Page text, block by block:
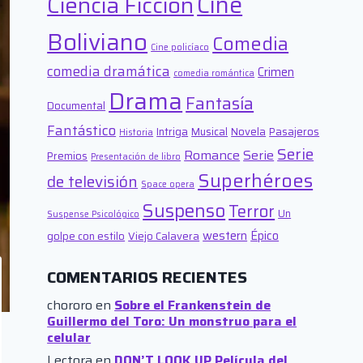
Boliviano Cine policíaco Comedia
comedia dramática comedia romántica Crimen
Documental DramaFantasía
Fantástico Historia Intriga Musical Novela Pasajeros
Premios Presentación de libro RomanceSerieSerie
de televisión Space opera Superhéroes
Suspense Psicológico SuspensoTerror Un
golpe con estilo Viejo Calavera western Épico
COMENTARIOS RECIENTES
chororo enSobre el Frankenstein de
Guillermo del Toro: Un monstruo para el
celular